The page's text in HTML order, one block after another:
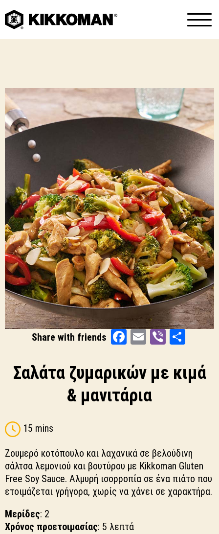
Share with friends Facebook
EmailViber
Σαλάτα ζυμαρικών με κιμά
& μανιτάρια
15 mins
Ζουμερό κοτόπουλο και λαχανικά σε βελούδινη
σάλτσα λεμονιού και βουτύρου με Kikkoman Gluten
Free Soy Sauce. Aλμυρή ισορροπία σε ένα πιάτο που
ετοιμάζεται γρήγορα, χωρίς να χάνει σε χαρακτήρα.
Μερίδες: 2
Χρόνος προετοιμασίας: 5 λεπτά